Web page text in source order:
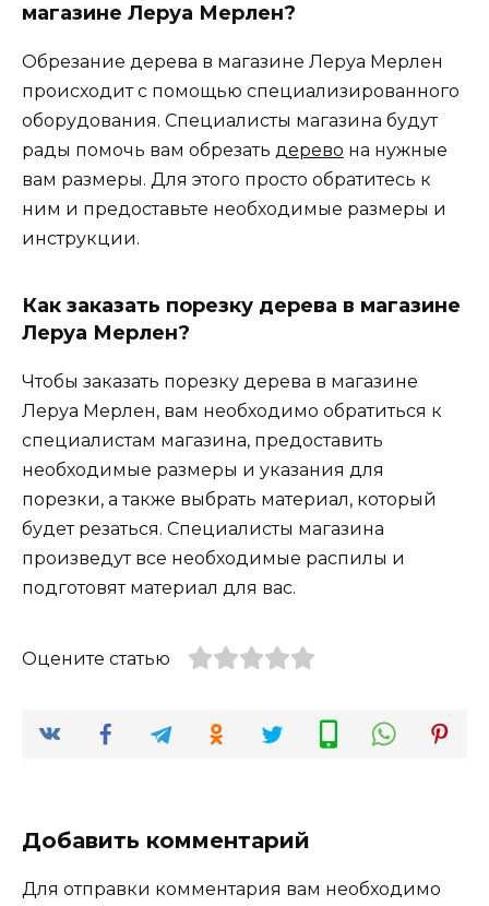
магазине Леруа Мерлен?
Обрезание дерева в магазине Леруа Мерлен
происходит с помощью специализированного
оборудования. Специалисты магазина будут
рады помочь вам обрезать дерево на нужные
вам размеры. Для этого просто обратитесь к
ним и предоставьте необходимые размеры и
инструкции.
Как заказать порезку дерева в магазине
Леруа Мерлен?
Чтобы заказать порезку дерева в магазине
Леруа Мерлен, вам необходимо обратиться к
специалистам магазина, предоставить
необходимые размеры и указания для
порезки, а также выбрать материал, который
будет резаться. Специалисты магазина
произведут все необходимые распилы и
подготовят материал для вас.
Оцените статью
Добавить комментарий
Для отправки комментария вам необходимо